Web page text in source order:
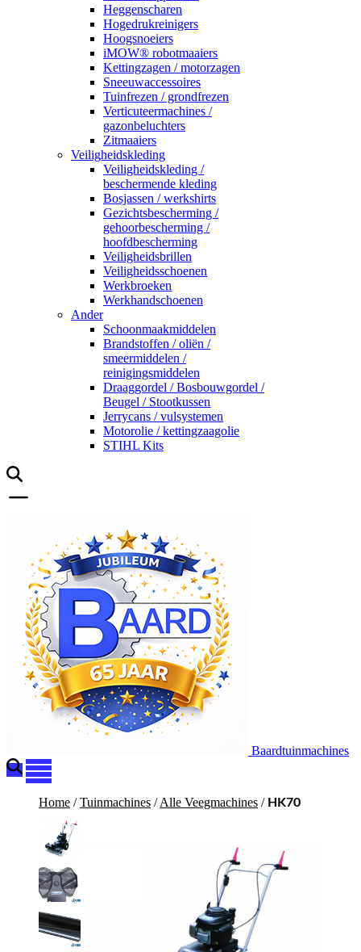
Heggenscharen
Hogedrukreinigers
Hoogsnoeiers
iMOW® robotmaaiers
Kettingzagen / motorzagen
Sneeuwaccessoires
Tuinfrezen / grondfrezen
Verticuteermachines /
gazonbeluchters
Zitmaaiers
Veiligheidskleding
Veiligheidskleding /
beschermende kleding
Bosjassen / werkshirts
Gezichtsbescherming /
gehoorbescherming /
hoofdbescherming
Veiligheidsbrillen
Veiligheidsschoenen
Werkbroeken
Werkhandschoenen
Ander
Schoonmaakmiddelen
Brandstoffen / oliën /
smeermiddelen /
reinigingsmiddelen
Draaggordel / Bosbouwgordel /
Beugel / Stootkussen
Jerrycans / vulsystemen
Motorolie / kettingzaagolie
STIHL Kits
Baardtuinmachines
Home /Tuinmachines /Alle Veegmachines / HK70